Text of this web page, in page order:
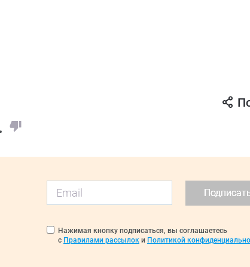
Нажимая кнопку подписаться, вы соглашаетесь
с Правилами рассылок и Политикой